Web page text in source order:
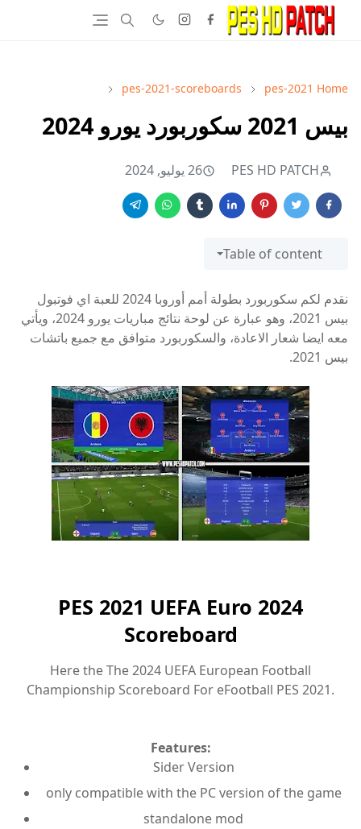
Home
pes-2021
pes-2021-scoreboards
بيس 2021 سكوربورد يورو 2024
PES HD PATCH 26 يوليو, 2024
Table of content
نقدم لكم سكوربورد بطولة أمم أوروبا 2024 للعبة اي فوتبول
بيس 2021، وهو عبارة عن لوحة نتائج مباريات يورو 2024، ويأتي
معه ايضا شعار الاعادة، والسكوربورد متوافق مع جميع باتشات
بيس 2021.
PES 2021 UEFA Euro 2024
Scoreboard
Here the The 2024 UEFA European Football
Championship Scoreboard For eFootball PES 2021.
Features:
Sider Version
only compatible with the PC version of the game
standalone mod